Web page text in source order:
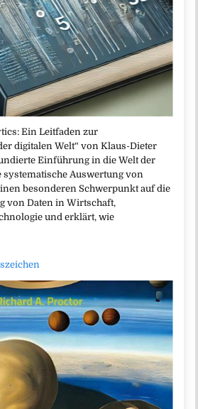
Ein Leitfaden zur
digitalen Welt“ von Klaus-Dieter
Einführung in die Welt der
systematische Auswertung von
besonderen Schwerpunkt auf die
von Daten in Wirtschaft,
und erklärt, wie